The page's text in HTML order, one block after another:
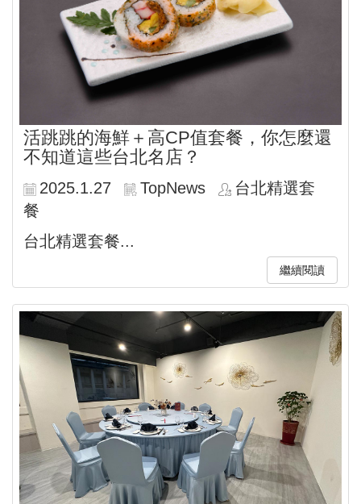
活跳跳的海鮮＋高CP值套餐，你怎麼還
不知道這些台北名店？
2025.1.27 TopNews
台北精選套
餐
台北精選套餐...
繼續閱讀